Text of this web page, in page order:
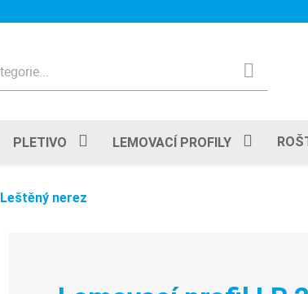
PLETIVO LEMOVACÍ PROFILY
nerez